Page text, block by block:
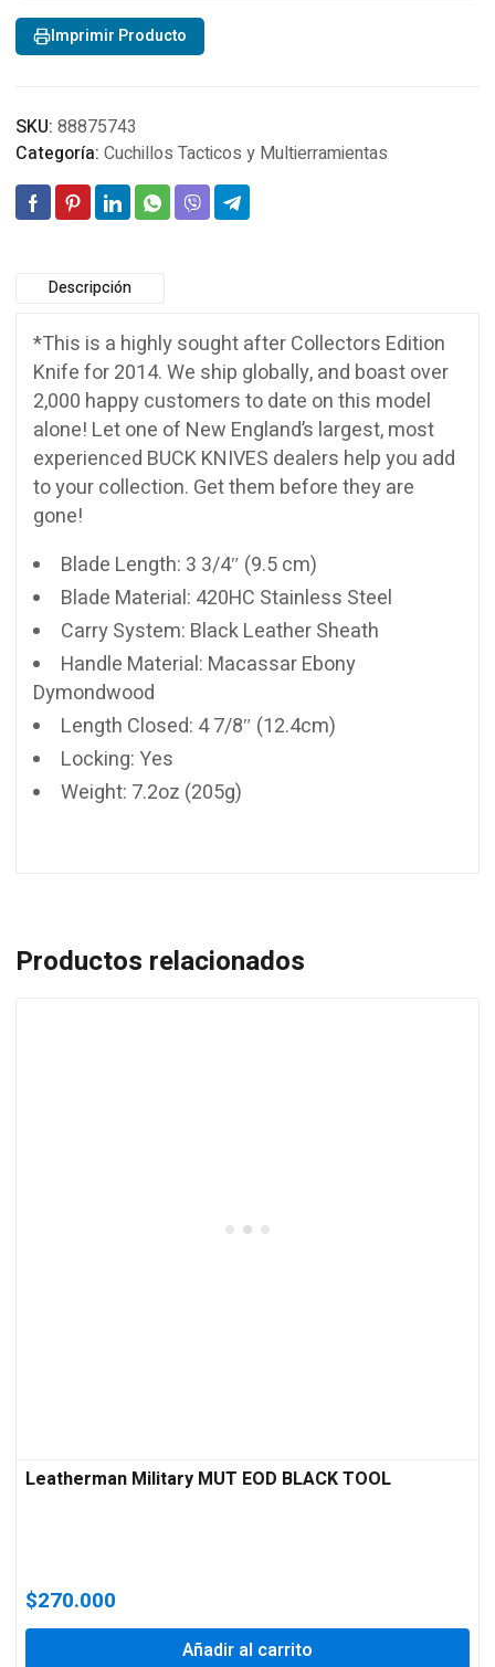
Imprimir Producto
SKU: 88875743
Categoría: Cuchillos Tacticos y Multierramientas
Descripción
*This is a highly sought after Collectors Edition
Knife for 2014. We ship globally, and boast over
2,000 happy customers to date on this model
alone! Let one of New England’s largest, most
experienced BUCK KNIVES dealers help you add
to your collection. Get them before they are
gone!
Blade Length: 3 3/4″ (9.5 cm)
Blade Material: 420HC Stainless Steel
Carry System: Black Leather Sheath
Handle Material: Macassar Ebony
Dymondwood
Length Closed: 4 7/8″ (12.4cm)
Locking: Yes
Weight: 7.2oz (205g)
Productos relacionados
Leatherman Military MUT EOD BLACK TOOL
$270.000
Añadir al carrito